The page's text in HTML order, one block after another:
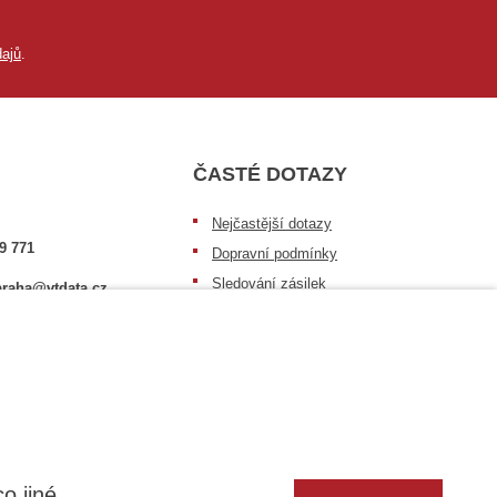
.
771
ČASTÉ DOTAZY
Nejčastější dotazy
Dopravní podmínky
Sledování zásilek